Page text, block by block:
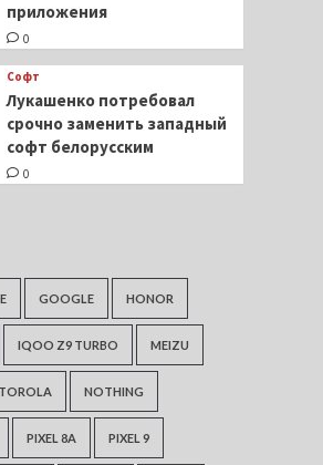
приложения
0
Софт
Лукашенко потребовал
срочно заменить западный
софт белорусским
0
GOOGLE HONOR
IQOO Z9 TURBO MEIZU
NOTHING
PIXEL 8A PIXEL 9